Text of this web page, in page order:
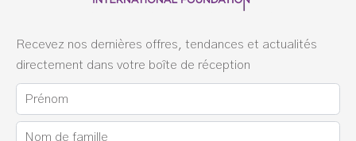
Recevez nos dernières offres, tendances et actualités
directement dans votre boîte de réception